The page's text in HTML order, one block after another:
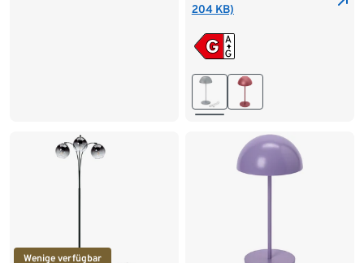
204 KB)
Wenige verfügbar